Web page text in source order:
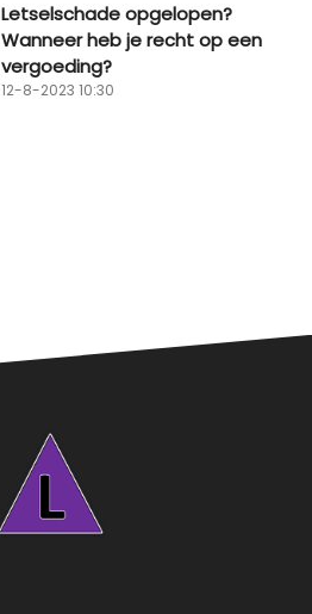
Letselschade opgelopen?
Wanneer heb je recht op een
vergoeding?
12-8-2023 10:30